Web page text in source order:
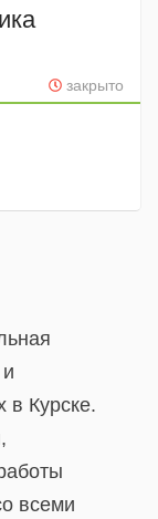
закрыто
в Курске.
всеми